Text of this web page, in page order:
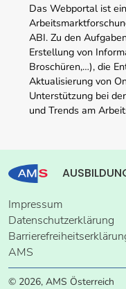
Das Webportal ist
ABI. Zu den
Erstellung von
Broschüren,…), die
Aktualisierung von
Unterstützung bei
und Trends am
Impressum
Datenschutzerklärung
AMS
© 2026, AMS Österreich